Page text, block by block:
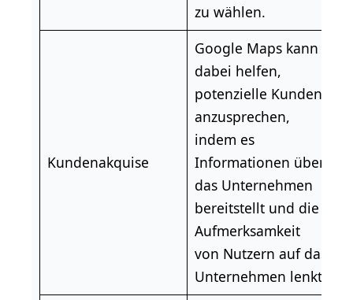
zu wählen.
Kundenakquise
Google Maps kann
dabei helfen,
potenzielle Kunden
anzusprechen,
indem es
Informationen über
das Unternehmen
bereitstellt und die
Aufmerksamkeit
von Nutzern auf das
Unternehmen lenkt.